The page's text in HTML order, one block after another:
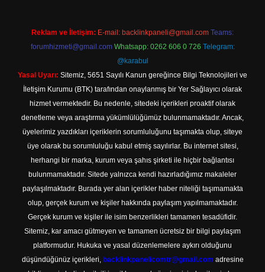
Reklam ve İletişim: E-mail: backlinkpaneli@gmail.com Teams:
forumhizmeti@gmail.com Whatsapp: 0262 606 0 726 Telegram:
@karabul
Yasal Uyarı: Sitemiz, 5651 Sayılı Kanun gereğince Bilgi Teknolojileri ve
İletişim Kurumu (BTK) tarafından onaylanmış bir Yer Sağlayıcı olarak
hizmet vermektedir. Bu nedenle, sitedeki içerikleri proaktif olarak
denetleme veya araştırma yükümlülüğümüz bulunmamaktadır. Ancak,
üyelerimiz yazdıkları içeriklerin sorumluluğunu taşımakta olup, siteye
üye olarak bu sorumluluğu kabul etmiş sayılırlar. Bu internet sitesi,
herhangi bir marka, kurum veya şahıs şirketi ile hiçbir bağlantısı
bulunmamaktadır. Sitede yalnızca kendi hazırladığımız makaleler
paylaşılmaktadır. Burada yer alan içerikler haber niteliği taşımamakta
olup, gerçek kurum ve kişiler hakkında paylaşım yapılmamaktadır.
Gerçek kurum ve kişiler ile isim benzerlikleri tamamen tesadüfidir.
Sitemiz, kar amacı gütmeyen ve tamamen ücretsiz bir bilgi paylaşım
platformudur. Hukuka ve yasal düzenlemelere aykırı olduğunu
düşündüğünüz içerikleri, backlinkpanelicomtr@gmail.com adresine